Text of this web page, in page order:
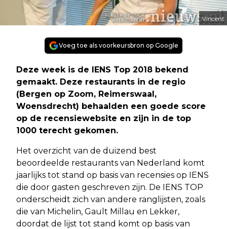
Vincent
Voeg toe als voorkeursbron op Google
Deze week is de IENS Top 2018 bekend
gemaakt. Deze restaurants in de regio
(Bergen op Zoom, Reimerswaal,
Woensdrecht) behaalden een goede score
op de recensiewebsite en zijn in de top
1000 terecht gekomen.
Het overzicht van de duizend best
beoordeelde restaurants van Nederland komt
jaarlijks tot stand op basis van recensies op IENS
die door gasten geschreven zijn. De IENS TOP
onderscheidt zich van andere ranglijsten, zoals
die van Michelin, Gault Millau en Lekker,
doordat de lijst tot stand komt op basis van